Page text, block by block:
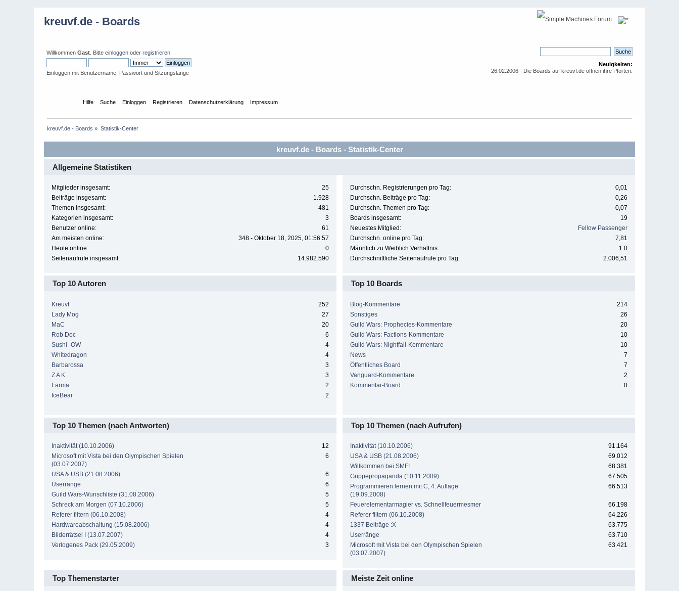
kreuvf.de - Boards
WillkommenGast . Bitteeinloggen oderregistrieren
Einloggen mit Benutzername, Passwort und Sitzungslänge
Neuigkeiten:
26.02.2006 - Die Boards auf kreuvf.de öffnen ihre Pforten.
Hilfe Suche Einloggen Registrieren Datenschutzerklärung Impressum
kreuvf.de - Boards » Statistik-Center
kreuvf.de - Boards - Statistik-Center
Allgemeine Statistiken
Mitglieder insgesamt:
25
Beiträge insgesamt:
1.928
Themen insgesamt:
481
Kategorien insgesamt:
3
Benutzer online:
61
Am meisten online:
348 - Oktober 18, 2025, 01:56:57
Heute online:
0
Seitenaufrufe insgesamt:
14.982.590
Durchschn. Registrierungen pro Tag:
0,01
Durchschn. Beiträge pro Tag:
0,26
Durchschn. Themen pro Tag:
0,07
Boards insgesamt:
19
Neuestes Mitglied:
Fellow Passenger
Durchschn. online pro Tag:
7,81
Männlich zu Weiblich Verhältnis:
1:0
Durchschnittliche Seitenaufrufe pro Tag:
2.006,51
Top 10 Autoren
Kreuvf
252
Lady Mog
27
MaC
20
Rob Doc
6
Sushi -OW-
4
Whitedragon
4
Barbarossa
3
Z A K
3
Farma
2
IceBear
2
Top 10 Boards
Blog-Kommentare
214
Sonstiges
26
Guild Wars: Prophecies-Kommentare
20
Guild Wars: Factions-Kommentare
10
Guild Wars: Nightfall-Kommentare
10
News
7
Öffentliches Board
7
Vanguard-Kommentare
2
Kommentar-Board
0
Top 10 Themen (nach Antworten)
Inaktivität (10.10.2006)
12
Microsoft mit Vista bei den Olympischen Spielen
(03.07.2007)
6
USA & USB (21.08.2006)
6
Userränge
6
Guild Wars-Wunschliste (31.08.2006)
5
Schreck am Morgen (07.10.2006)
5
Referer filtern (06.10.2008)
4
Hardwareabschaltung (15.08.2006)
4
Bilderrätsel I (13.07.2007)
4
Verlogenes Pack (29.05.2009)
3
Top 10 Themen (nach Aufrufen)
Inaktivität (10.10.2006)
91.164
USA & USB (21.08.2006)
69.012
Willkommen bei SMF!
68.381
Grippepropaganda (10.11.2009)
67.505
Programmieren lernen mit C, 4. Auflage
(19.09.2008)
66.513
Feuerelementarmagier vs. Schnellfeuermesmer
66.198
Referer filtern (06.10.2008)
64.226
1337 Beiträge :X
63.775
Userränge
63.710
Microsoft mit Vista bei den Olympischen Spielen
(03.07.2007)
63.421
Top Themenstarter Meiste Zeit online